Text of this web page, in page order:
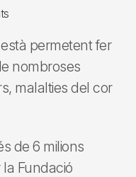
permetent fer
nombroses
malalties del cor
de 6 milions
Fundació